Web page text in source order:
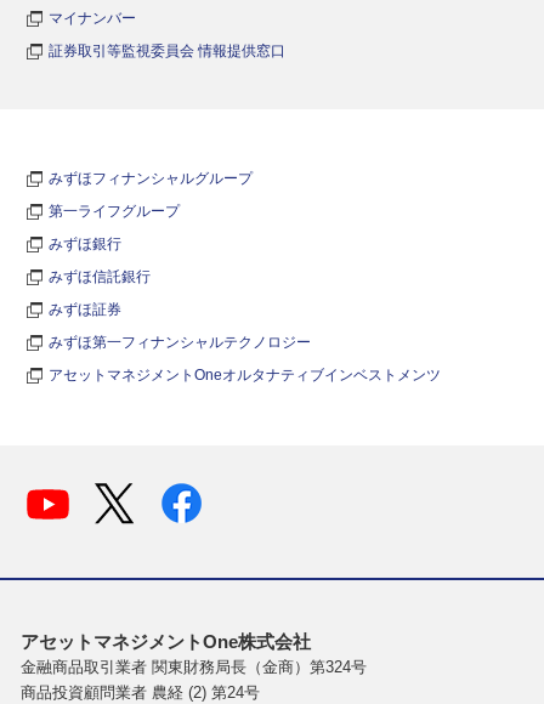
マイナンバー
証券取引等監視委員会 情報提供窓口
みずほフィナンシャルグループ
第一ライフグループ
みずほ銀行
みずほ信託銀行
みずほ証券
みずほ第一フィナンシャルテクノロジー
アセットマネジメントOneオルタナティブインベストメンツ
アセットマネジメントOne株式会社
金融商品取引業者 関東財務局長（金商）第324号
商品投資顧問業者 農経 (2) 第24号